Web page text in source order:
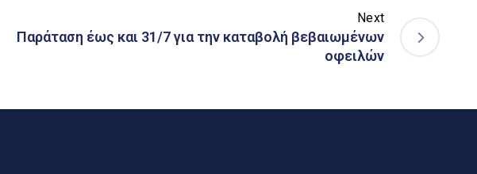
Next
Παράταση έως και 31/7 για την καταβολή βεβαιωμένων
οφειλών